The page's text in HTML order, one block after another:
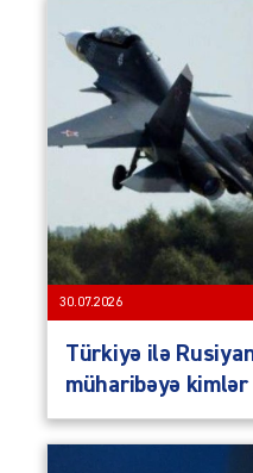
30.07.2026
Türkiyə ilə
müharibəyə